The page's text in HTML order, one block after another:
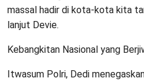
massal hadir di kota-kota kita
lanjut Devie.
Kebangkitan Nasional yang
Itwasum Polri, Dedi